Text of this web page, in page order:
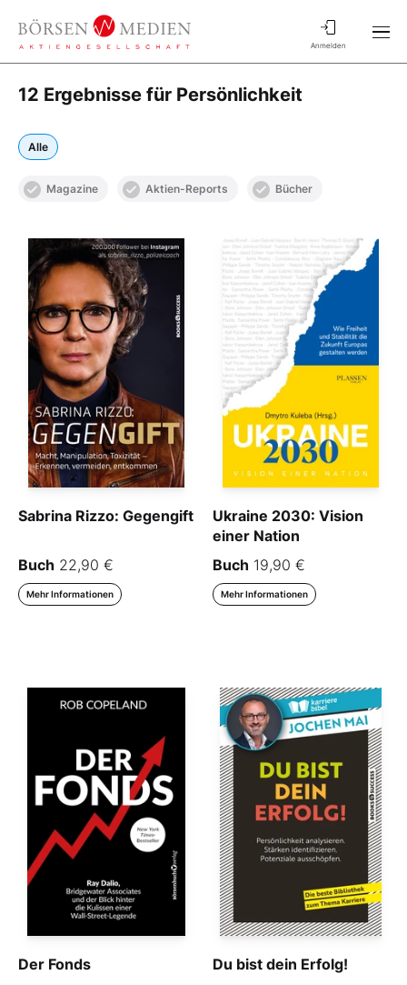
Anmelden
12 Ergebnisse für Persönlichkeit
Alle
Magazine Aktien-Reports Bücher
Sabrina Rizzo: Gegengift
Buch 22,90 €
Mehr Informationen
Ukraine 2030: Vision
einer Nation
Buch 19,90 €
Mehr Informationen
Der Fonds Du bist dein Erfolg!